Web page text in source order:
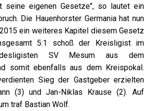
seine eigenen Gesetze", so lautet ein
Die Hauenhorster Germania hat nun
ein weiteres Kapitel diesem Gesetz
5:1 schoß der Kreisligist im
SV Mesum aus dem
somit ebenfalls aus dem Kreispokal.
Sieg der Gastgeber erzielten
(3) und Jan-Niklas Krause (2). Auf
traf Bastian Wolf.